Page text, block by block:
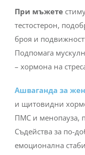
тестостерон,
броя и
Подпомага
– хормона на
и щитовидни
ПМС и менопауза,
Съдейства за по-
емоционална